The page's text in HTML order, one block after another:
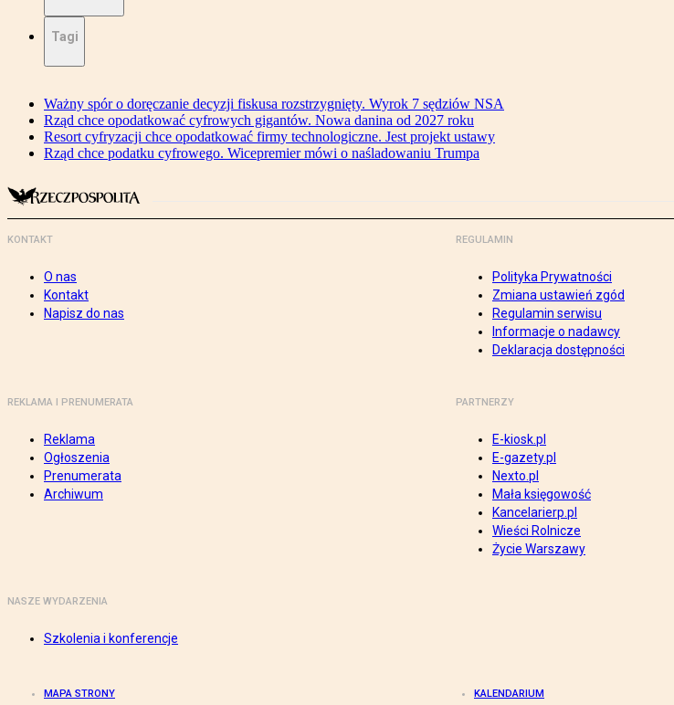
Tagi
Ważny spór o doręczanie decyzji fiskusa rozstrzygnięty. Wyrok 7 sędziów NSA
Rząd chce opodatkować cyfrowych gigantów. Nowa danina od 2027 roku
Resort cyfryzacji chce opodatkować firmy technologiczne. Jest projekt ustawy
Rząd chce podatku cyfrowego. Wicepremier mówi o naśladowaniu Trumpa
KONTAKT
O nas
Kontakt
Napisz do nas
REGULAMIN
Polityka Prywatności
Zmiana ustawień zgód
Regulamin serwisu
Informacje o nadawcy
Deklaracja dostępności
REKLAMA I PRENUMERATA
Reklama
Ogłoszenia
Prenumerata
Archiwum
PARTNERZY
E-kiosk.pl
E-gazety.pl
Nexto.pl
Mała księgowość
Kancelarierp.pl
Wieści Rolnicze
Życie Warszawy
NASZE WYDARZENIA
Szkolenia i konferencje
MAPA STRONY KALENDARIUM